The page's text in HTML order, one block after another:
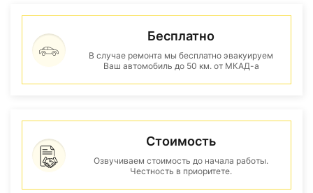
Бесплатно
В случае ремонта мы бесплатно эвакуируем
Ваш автомобиль до 50 км. от МКАД-а
Стоимость
Озвучиваем стоимость до начала работы.
Честность в приоритете.